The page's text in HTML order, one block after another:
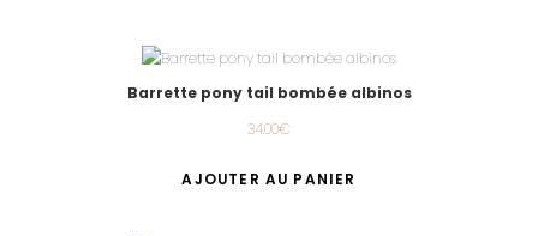
Barrette pony tail bombée albinos
34.00€
AJOUTER AU PANIER